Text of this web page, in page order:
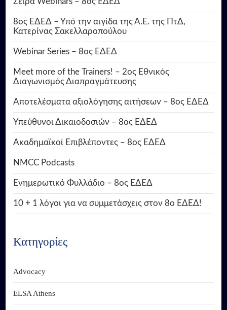
8ος ΕΔΕΔ – Υπό την αιγίδα της Α.Ε. της ΠτΔ,
Κατερίνας Σακελλαροπούλου
Webinar Series – 8ος ΕΔΕΔ
Meet more of the Trainers! – 2ος Εθνικός
Διαγωνισμός Διαπραγμάτευσης
Αποτελέσματα αξιολόγησης αιτήσεων – 8ος ΕΔΕΔ
Υπεύθυνοι Δικαιοδοσιών – 8ος ΕΔΕΔ
Ακαδημαϊκοί Επιβλέποντες – 8ος ΕΔΕΔ
NMCC Podcasts
Ενημερωτικό Φυλλάδιο – 8ος ΕΔΕΔ
10 + 1 λόγοι για να συμμετάσχεις στον 8ο ΕΔΕΔ!
Κατηγορίες
Advocacy
ELSA Athens